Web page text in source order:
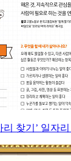
리 찾기’ 일자